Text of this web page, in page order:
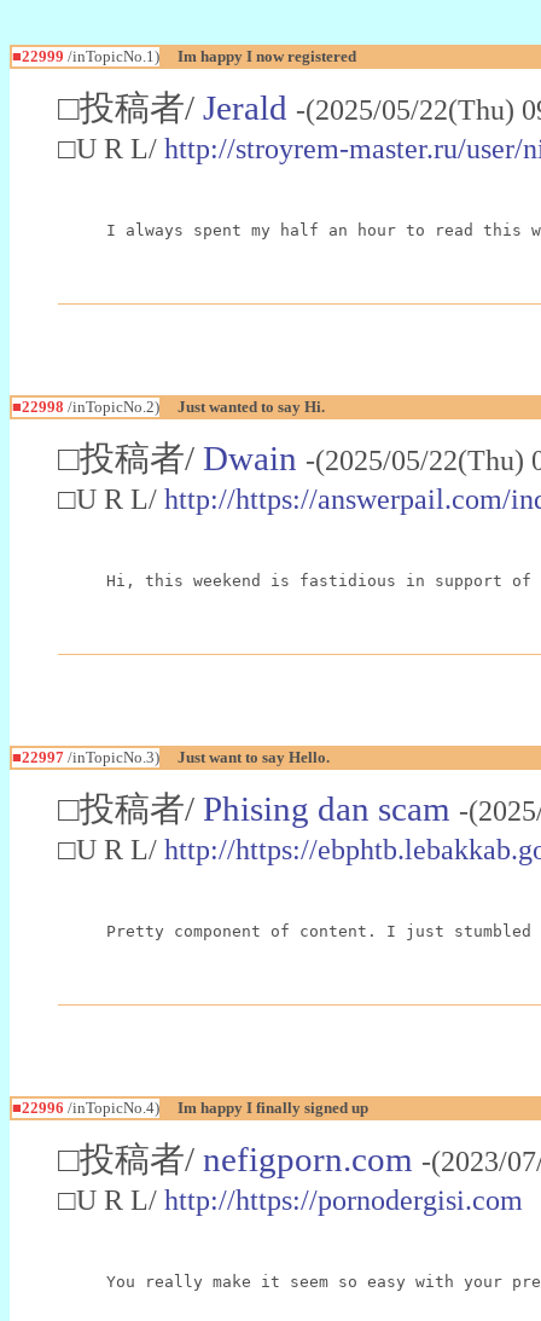
■22999 /inTopicNo.1) Im happy I now registered
□投稿者/ Jerald -(2025/05/22(Thu)
□U R L/ http://stroyrem-master.ru/user/
I always spent my half an hour to read
■22998 /inTopicNo.2) Just wanted to say Hi.
□投稿者/ Dwain -(2025/05/
□U R L/ http://https://answerpail.com/
Hi, this weekend is fastidious in support of
■22997 /inTopicNo.3) Just want to say Hello.
□投稿者/ Phising dan scam -
□U R L/ http://https://
Pretty component of content. I just
■22996 /inTopicNo.4) Im happy I finally signed up
□投稿者/ nefigporn.com -(2023/
□U R L/ http://https://pornodergisi.com
You really make it seem so easy with your